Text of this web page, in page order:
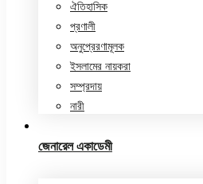
ঐতিহাসিক
প্রণালী
অনুপ্রেরণামূলক
ইসলামের নায়করা
সম্প্রদায়
নারী
জেনারেল একাডেমী